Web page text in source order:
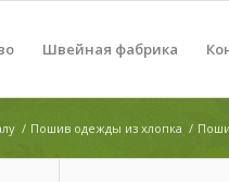
Швейная фабрика
/ Пошив одежды из хлопка /